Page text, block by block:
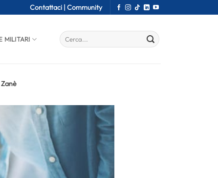
Contattaci | Community
MILITARI